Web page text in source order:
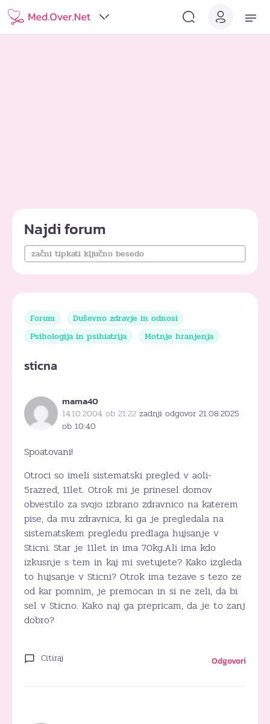
Najdi forum
Forum
Duševno zdravje in odnosi
Psihologija in psihiatrija
Motnje hranjenja
sticna
mama40
14.10.2004 ob 21:22 zadnji odgovor 21.08.2025
ob 10:40
Spoatovani!
Otroci so imeli sistematski pregled v aoli-
5razred, 11let. Otrok mi je prinesel domov
obvestilo za svojo izbrano zdravnico na katerem
pise, da mu zdravnica, ki ga je pregledala na
sistematskem pregledu predlaga hujsanje v
Sticni. Star je 11let in ima 70kg.Ali ima kdo
izkusnje s tem in kaj mi svetujete? Kako izgleda
to hujsanje v Sticni? Otrok ima tezave s tezo ze
od kar pomnim, je premocan in si ne zeli, da bi
sel v Sticno. Kako naj ga prepricam, da je to zanj
dobro?
Citiraj Odgovori